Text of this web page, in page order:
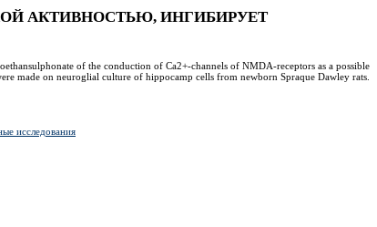
АКТИВНОСТЬЮ, ИНГИБИРУЕТ
of the conduction of Ca2+-channels of NMDA‑receptors as a possible
made on neuroglial culture of hippocamp cells from newborn Spraque Dawley rats.
исследования